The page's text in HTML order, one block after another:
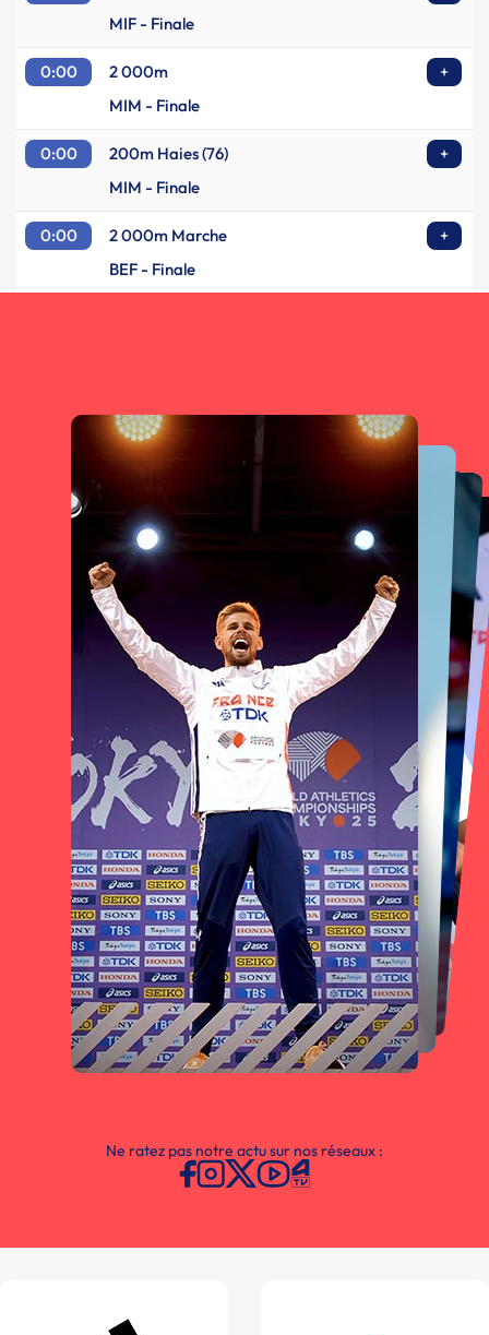
MIF - Finale
0:00 2 000m
+
MIM - Finale
0:00 200m Haies (76)
+
MIM - Finale
0:00 2 000m Marche
+
BEF - Finale
Ne ratez pas notre actu sur nos réseaux :